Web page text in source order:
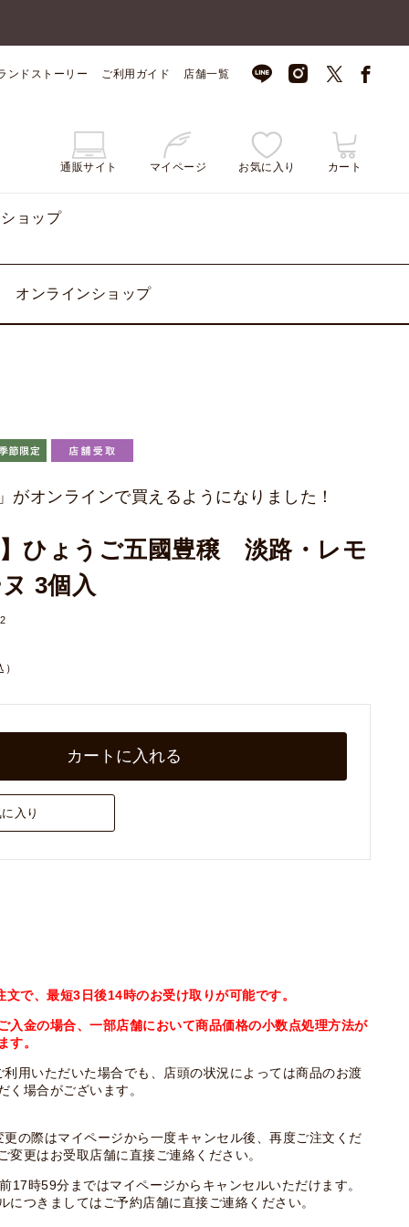
ンドストーリー ご利用ガイド 店舗一覧
通販サイト マイページ お気に入り カート
ョップ
オンラインショップ
がオンラインで買えるようになりました！
ひょうご五國豊穣 淡路・レモ
3個入
カートに入れる
入り
で、最短3日後14時のお受け取りが可能です。
入金の場合、一部店舗において商品価格の小数点処理方法が
す。
用いただいた場合でも、店頭の状況によっては商品のお渡
く場合がございます。
の際はマイページから一度キャンセル後、再度ご注文くだ
変更はお受取店舗に直接ご連絡ください。
17時59分まではマイページからキャンセルいただけます。
につきましてはご予約店舗に直接ご連絡ください。